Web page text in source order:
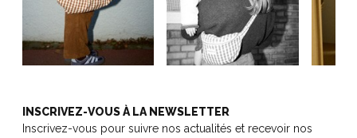
INSCRIVEZ-VOUS À LA NEWSLETTER
Inscrivez-vous pour suivre nos actualités et recevoir nos